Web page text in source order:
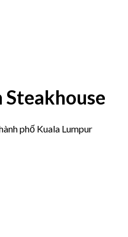
Steakhouse
phố Kuala Lumpur